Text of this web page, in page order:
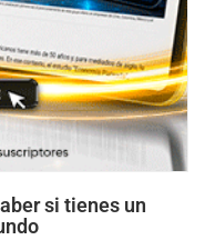
si tienes un